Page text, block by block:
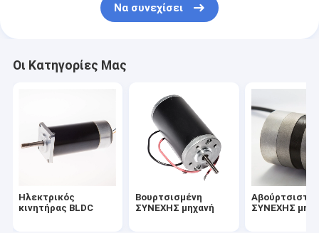
ΣΥΝΕΧΗΣ μηχανή μικροϋπολογιστών
Κάλυψη ΣΥΝΕΧΩΝ μηχανών
Να συνεχίσει
Οι Κατηγορίες Μας
Ηλεκτρικός
κινητήρας BLDC
Βουρτσισμένη
ΣΥΝΕΧΗΣ μηχανή
Αβούρτσιστη
ΣΥΝΕΧΗΣ